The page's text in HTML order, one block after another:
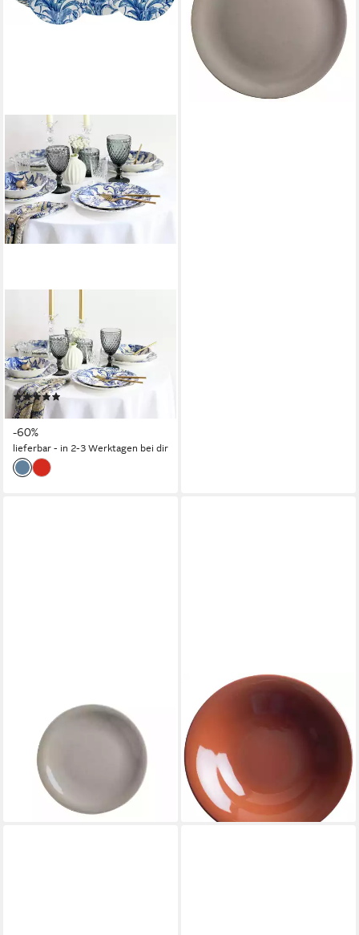
Teller-Set Venecia, Teller Set
18-tlg (18-tlg), 6 Personen,
Steingut, Traditionell,
Nostalgie
ab 71,95 €
-60%
lieferbar - in 2-3 Werktagen bei dir
Germany
27,90 €
lieferbar in 3 Wochen
Brotteller Homestyle 16 cm,
(1 St), Handglasiert, Made in
Germany
11,90 €
lieferbar in 3 Wochen
KAHLA
Pastateller Homestyle 22 cm,
(1 St), Handglasiert, Made in
Germany
18,90 €
lieferbar in 3 Wochen